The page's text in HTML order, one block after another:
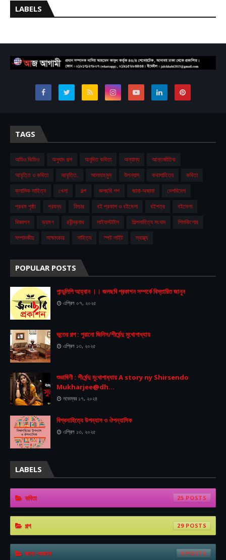
LABELS
TAGS
অডিও ভিডিও অনুবাদ গল্প অনূদিত কবিতা অন্যান্য
আন্তর্জাতিক
আবৃত্তি ও কবিতা
আবৃত্তি. আলমাহমুদ উপন্যাস কথাসাহিত্য
কবিতা
ক্লাসিক সাহিত্য
খেলা গল্প জলছবি শপ জানা-অজানা
দেশবিদেশ
প্রথম ‍পৃষ্ঠা
প্রবন্ধ ফিচার বই প্রকাশ ও বইমেলা বইপত্র
বইমেলা
বিজ্ঞাপন
ভ্রমণ রবীন্দ্রনাথ লাইফস্টাইল শিল্পসাহিত্য সংবাদ
শিশুকিশোর
সম্পাদকীয়
সাক্ষাৎকার সাহিত্য স্পট লাইট স্বাস্থ্য
POPULAR POSTS
পান্ডুলিপি আহ্বান ।। জলছবি প্রকাশন সম্পর্কে বিস্তারিত জানুন
এপ্রিল ০৭, ২০২৫
ভূতের গল্প : পুরানো জিনিস/শীর্ষেন্দু মুখোপাধ্যায়
এপ্রিল ১৩, ২০২৫
শুভা‌ষিণী : শী‌র্ষেন্দু মু‌খোপাধ‌্যায় A story ny Shirsendo
Mukharjee@dh...
নভেম্বর ১৭, ২০২৪
বিশ্বসাহিত্যে উপন্যাস ও ঔপন্যাসিক
এপ্রিল ১৩, ২০২৫
LABELS
কবিতা 25
গল্প 29
জানা-অজানা 9